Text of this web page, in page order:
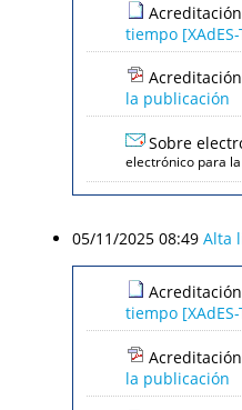
tiempo [XAdES-
la publicación
Sobre
electrónico para
05/11/2025 08:49 Alta
tiempo [XAdES-
la publicación